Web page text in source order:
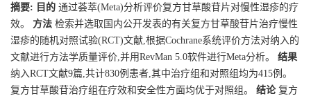
摘要: 目的 通过荟萃(Meta)分析评价复方甘草酸苷片对慢性湿疹的疗
效。 方法 检索并选取国内公开发表的有关复方甘草酸苷片治疗慢性
湿疹的随机对照试验(RCT)文献,根据Cochrane系统评价方法对纳入的
文献进行方法学质量评价,并用RevMan 5.0软件进行Meta分析。 结果
纳入RCT文献9篇,共计830例患者,其中治疗组和对照组均为415例。
复方甘草酸苷治疗组在疗效和安全性方面均优于对照组。 结论复方